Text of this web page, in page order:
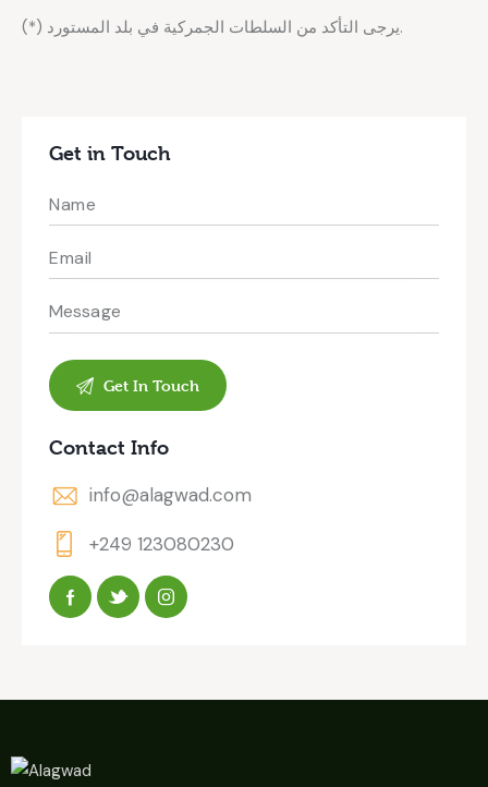
(*) يرجى التأكد من السلطات الجمركية في بلد المستورد.
Get in Touch
Contact Info
info@alagwad.com
+249 123080230